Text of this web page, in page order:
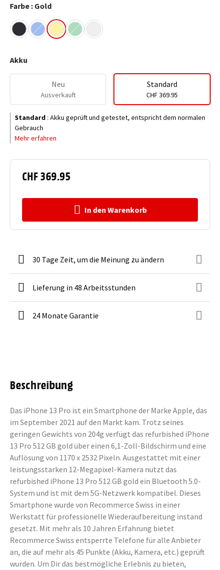
CHF 369.95
In den Warenkorb
Farbe : Gold
Akku
Neu
Ausverkauft
Standard
CHF 369.95
Standard : Akku geprüft und getestet, entspricht dem normalen
Gebrauch
Mehr erfahren
30 Tage Zeit, um die Meinung zu ändern
Lieferung in 48 Arbeitsstunden
24 Monate Garantie
Beschreibung
Das iPhone 13 Pro ist ein Smartphone der Marke Apple, das
im September 2021 auf den Markt kam. Trotz seines
geringen Gewichts von 204g verfügt das refurbished iPhone
13 Pro 512 GB gold über einen 6,1-Zoll-Bildschirm und eine
Auflösung von 1170 x 2532 Pixeln. Ausgestattet mit einer
leistungsstarken 12-Megapixel-Kamera nutzt das
refurbished iPhone 13 Pro 512 GB gold ein Bluetooth 5.0-
System und ist mit dem 5G-Netzwerk kompatibel. Dieses
Smartphone wurde von Recommerce Swiss in einer
Werkstatt für professionelle Wiederaufbereitung instand
gesetzt. Mit mehr als 10 Jahren Erfahrung bietet
Recommerce Swiss entsperrte Telefone für alle Anbieter
an, die auf mehr als 45 Punkte (Akku, Kamera, etc.) geprüft
wurden. Um Dir das bestmögliche Erlebnis zu bieten,